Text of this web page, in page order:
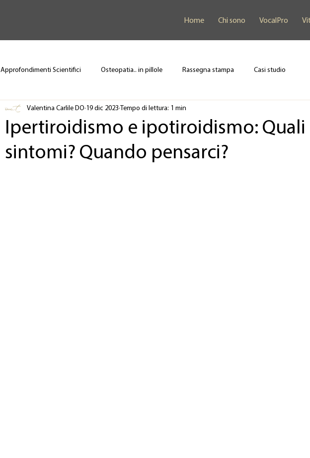
Home Chi sono VocalPro
Approfondimenti Scientifici Osteopatia.. in pillole Rassegna stampa Casi studio
Ipertiroidismo e ipotiroidismo: Quali
sintomi? Quando pensarci?
Valentina Carlile DO 19 dic 2023 Tempo di lettura: 1 min